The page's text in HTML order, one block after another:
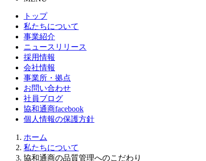
トップ
私たちについて
事業紹介
ニュースリリース
採用情報
会社情報
事業所・拠点
お問い合わせ
社員ブログ
協和通商facebook
個人情報の保護方針
ホーム
私たちについて
協和通商の品質管理へのこだわり